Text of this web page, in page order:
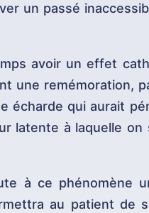
un passé
avoir un effet
une remémoration,
écharde qui aurait
latente à laquelle
à ce phénomène
au patient de